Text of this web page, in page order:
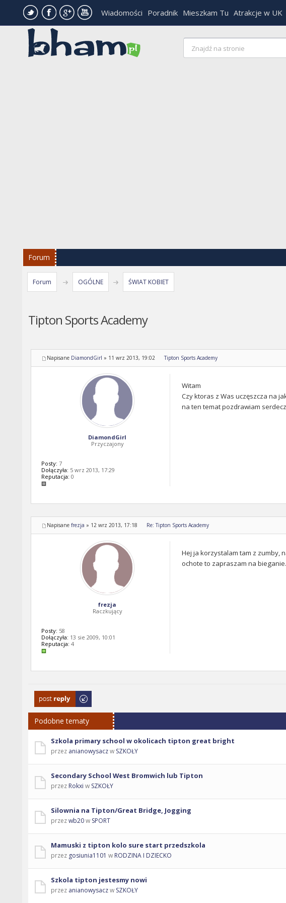
Wiadomości Poradnik Mieszkam Tu Atrakcje w UK
Forum
Forum OGÓLNE ŚWIAT KOBIET
Tipton Sports Academy
Napisane DiamondGirl » 11 wrz 2013, 19:02 Tipton Sports Academy
Witam
Czy ktoras z Was uczęszcza na
na ten temat pozdrawiam
DiamondGirl
Przyczajony
Posty: 7
Dołączyła: 5 wrz 2013, 17:29
Reputacja: 0
Napisane frezja » 12 wrz 2013, 17:18 Re: Tipton Sports Academy
Hej ja korzystalam tam z zumby,
ochote to zapraszam na bieganie.
frezja
Raczkujący
Posty: 58
Dołączyła: 13 sie 2009, 10:01
Reputacja: 4
Odpowiedz
Podobne tematy
Szkola primary school w okolicach tipton great bright
przez anianowysaczw SZKOŁY
Secondary School West Bromwich lub Tipton
przez Rokxi w SZKOŁY
Silownia na Tipton/Great Bridge, Jogging
przezwb20w SPORT
Mamuski z tipton kolo sure start przedszkola
przez gosiunia1101 w RODZINA I DZIECKO
Szkola tipton jestesmy nowi
przez anianowysaczw SZKOŁY